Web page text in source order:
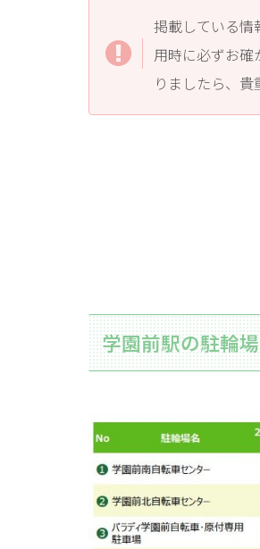
掲載している情
用時に必ずお確
りましたら、
学園前駅の駐輪